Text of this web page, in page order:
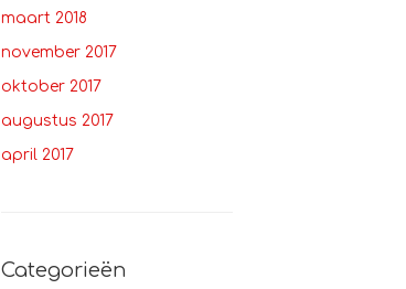
maart 2018
november 2017
oktober 2017
augustus 2017
april 2017
Categorieën